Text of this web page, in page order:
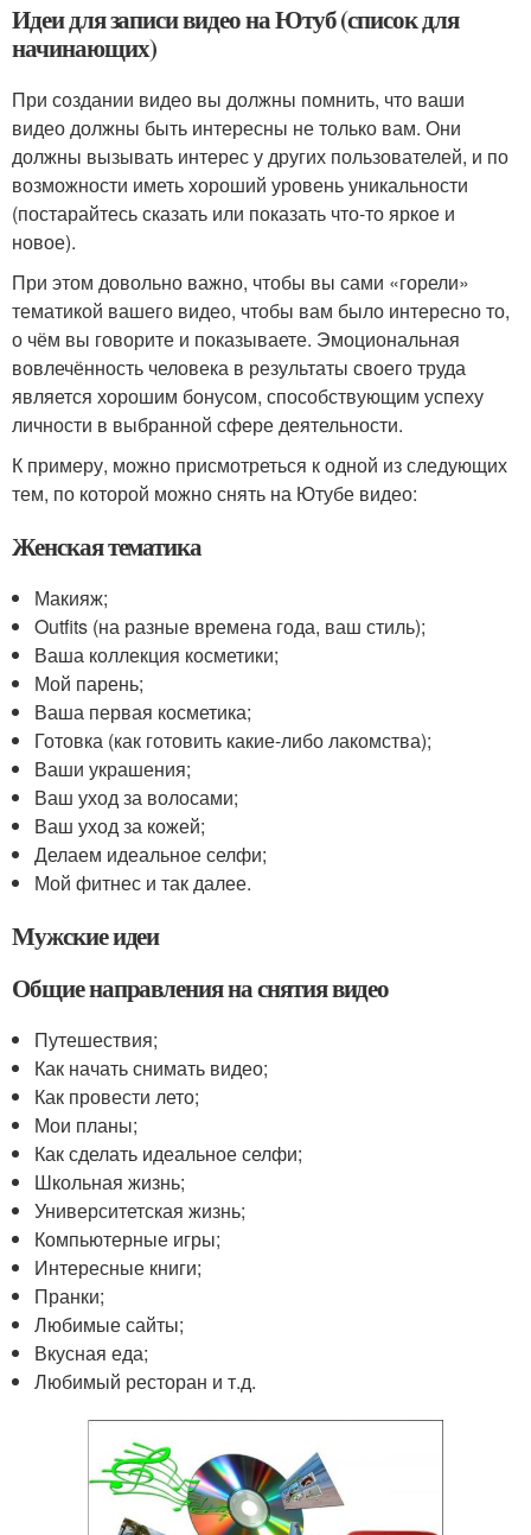
Идеи для записи видео на Ютуб (список для
начинающих)
При создании видео вы должны помнить, что ваши
видео должны быть интересны не только вам. Они
должны вызывать интерес у других пользователей, и по
возможности иметь хороший уровень уникальности
(постарайтесь сказать или показать что-то яркое и
новое).
При этом довольно важно, чтобы вы сами «горели»
тематикой вашего видео, чтобы вам было интересно то,
о чём вы говорите и показываете. Эмоциональная
вовлечённость человека в результаты своего труда
является хорошим бонусом, способствующим успеху
личности в выбранной сфере деятельности.
К примеру, можно присмотреться к одной из следующих
тем, по которой можно снять на Ютубе видео:
Женская тематика
Макияж;
Outfits (на разные времена года, ваш стиль);
Ваша коллекция косметики;
Мой парень;
Ваша первая косметика;
Готовка (как готовить какие-либо лакомства);
Ваши украшения;
Ваш уход за волосами;
Ваш уход за кожей;
Делаем идеальное селфи;
Мой фитнес и так далее.
Мужские идеи
Общие направления на снятия видео
Путешествия;
Как начать снимать видео;
Как провести лето;
Мои планы;
Как сделать идеальное селфи;
Школьная жизнь;
Университетская жизнь;
Компьютерные игры;
Интересные книги;
Пранки;
Любимые сайты;
Вкусная еда;
Любимый ресторан и т.д.